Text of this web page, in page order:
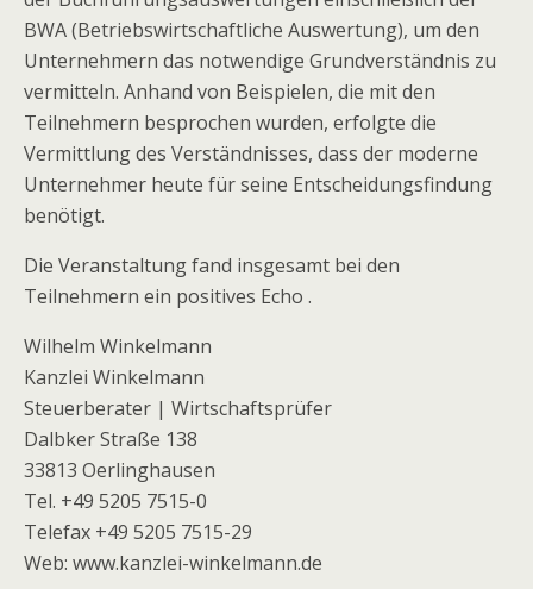
BWA (Betriebswirtschaftliche Auswertung), um den
Unternehmern das notwendige Grundverständnis zu
vermitteln. Anhand von Beispielen, die mit den
Teilnehmern besprochen wurden, erfolgte die
Vermittlung des Verständnisses, dass der moderne
Unternehmer heute für seine Entscheidungsfindung
benötigt.
Die Veranstaltung fand insgesamt bei den
Teilnehmern ein positives Echo .
Wilhelm Winkelmann
Kanzlei Winkelmann
Steuerberater | Wirtschaftsprüfer
Dalbker Straße 138
33813 Oerlinghausen
Tel. +49 5205 7515-0
Telefax +49 5205 7515-29
Web: www.kanzlei-winkelmann.de